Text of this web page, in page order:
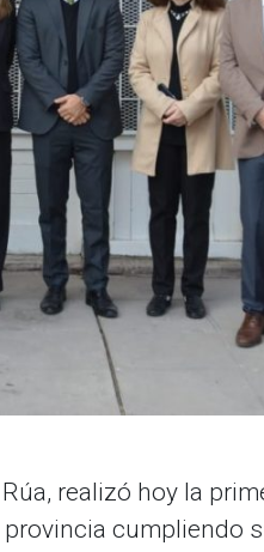
realizó hoy la
cumpliendo